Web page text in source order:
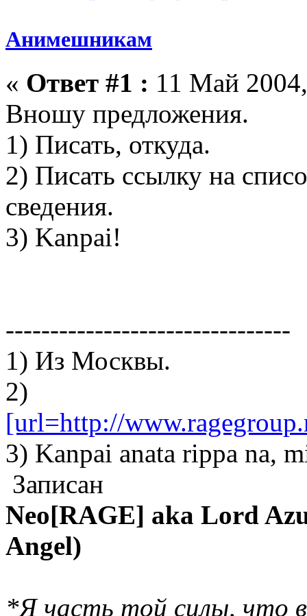
Анимешникам
« Ответ #1 : 11 Май
Вношу предложения.
1) Писать, откуда.
2) Писать ссылку на
сведения.
3) Kanpai!
--------------------------------
1) Из Москвы.
2)
[url=http://
3) Kanpai anata rippa na,
Записан
Neo[RAGE] aka Lord
Angel)
*Я часть той силы, что